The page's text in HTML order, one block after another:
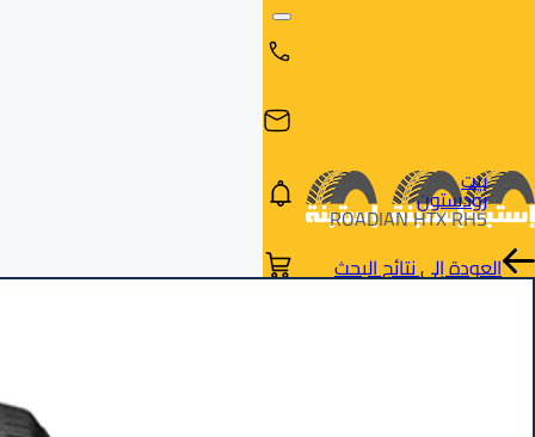
بيت
رودستون
ROADIAN HTX RH5
العودة إلى نتائج البحث